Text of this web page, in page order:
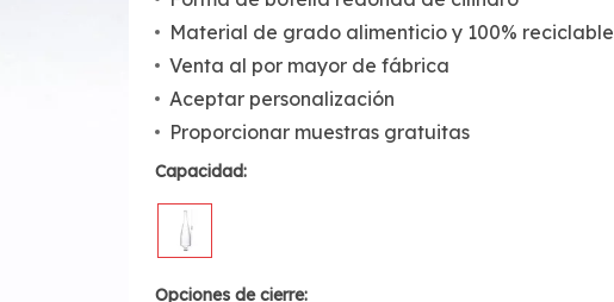
Material de grado alimenticio y 100% reciclable
Venta al por mayor de fábrica
Aceptar personalización
Proporcionar muestras gratuitas
Capacidad:
Opciones de cierre: